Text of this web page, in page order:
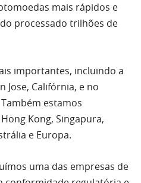
mais rápidos e
processado trilhões de
importantes, incluindo a
Jose, Califórnia, e no
estamos
Kong, Singapura,
e Europa.
uma das empresas de